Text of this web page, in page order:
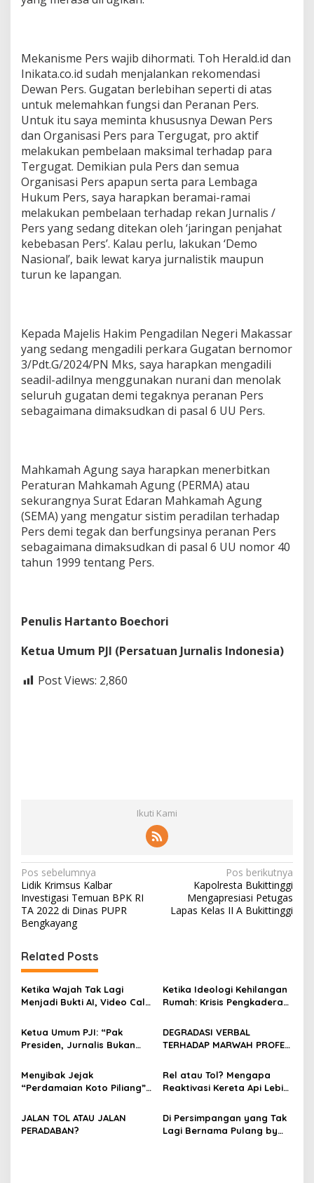
Mekanisme Pers wajib dihormati. Toh Herald.id dan
Inikata.co.id sudah menjalankan rekomendasi
Dewan Pers. Gugatan berlebihan seperti di atas
untuk melemahkan fungsi dan Peranan Pers.
Untuk itu saya meminta khususnya Dewan Pers
dan Organisasi Pers para Tergugat, pro aktif
melakukan pembelaan maksimal terhadap para
Tergugat. Demikian pula Pers dan semua
Organisasi Pers apapun serta para Lembaga
Hukum Pers, saya harapkan beramai-ramai
melakukan pembelaan terhadap rekan Jurnalis /
Pers yang sedang ditekan oleh ‘jaringan penjahat
kebebasan Pers’. Kalau perlu, lakukan ‘Demo
Nasional’, baik lewat karya jurnalistik maupun
turun ke lapangan.
Kepada Majelis Hakim Pengadilan Negeri Makassar
yang sedang mengadili perkara Gugatan bernomor
3/Pdt.G/2024/PN Mks, saya harapkan mengadili
seadil-adilnya menggunakan nurani dan menolak
seluruh gugatan demi tegaknya peranan Pers
sebagaimana dimaksudkan di pasal 6 UU Pers.
Mahkamah Agung saya harapkan menerbitkan
Peraturan Mahkamah Agung (PERMA) atau
sekurangnya Surat Edaran Mahkamah Agung
(SEMA) yang mengatur sistim peradilan terhadap
Pers demi tegak dan berfungsinya peranan Pers
sebagaimana dimaksudkan di pasal 6 UU nomor 40
tahun 1999 tentang Pers.
Penulis Hartanto Boechori
Ketua Umum PJI (Persatuan Jurnalis Indonesia)
Post Views: 2,860
Ikuti Kami
N
a
v
i
g
a
s
i
p
o
s
Pos sebelumnya
Lidik Krimsus Kalbar
Investigasi Temuan BPK RI
TA 2022 di Dinas PUPR
Bengkayang
Pos berikutnya
Kapolresta Bukittinggi
Mengapresiasi Petugas
Lapas Kelas II A Bukittinggi
Related Posts
Ketika Wajah Tak Lagi
Menjadi Bukti AI, Video Call,
Digital Oleh: Ardy Mu’tamar
Ketika Ideologi Kehilangan
Rumah: Krisis Pengkaderan
dalam Bayang-Bayang
Kepemimpinan yang
Ketua Umum PJI: “Pak
Presiden, Jurnalis Bukan
DEGRADASI VERBAL
TERHADAP MARWAH PROFESI
ABUSE OF INFLUENCE OLEH
OKNUM ADVOKAT HOTMAN
Menyibak Jejak
“Perdamaian Koto Piliang”:
Bapaneh di Nagari
Simawang
Rel atau Tol? Mengapa
Reaktivasi Kereta Api Lebih
Tol yang Membelah Nagari
JALAN TOL ATAU JALAN
PERADABAN?
Di Persimpangan yang Tak
Lagi Bernama Pulang by